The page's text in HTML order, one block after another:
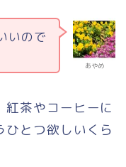
あやめ
いので
茶やコーヒーに
ひとつ欲しいくら